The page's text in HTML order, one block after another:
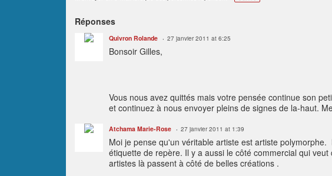
Réponses
Quivron Rolande 27 janvier 2011 at 6:25
Bonsoir Gilles,
Vous nous avez quittés mais votre pensée continue son
et continuez à nous envoyer pleins de signes de la-haut.
Atchama Marie-Rose 27 janvier 2011 at 1:39
Moi je pense qu'un véritable artiste est artiste
étiquette de repère. Il y a aussi le côté commercial qui
artistes là passent à côté de belles créations .